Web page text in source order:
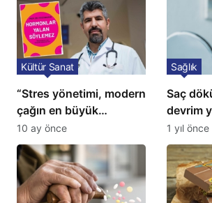
“Stres yönetimi, modern
çağın en büyük
tedavisidir”
Kültür Sanat
10 ay önce
Saç
devrim
çözüm:
ekimi
Sağlık
1 yıl önce